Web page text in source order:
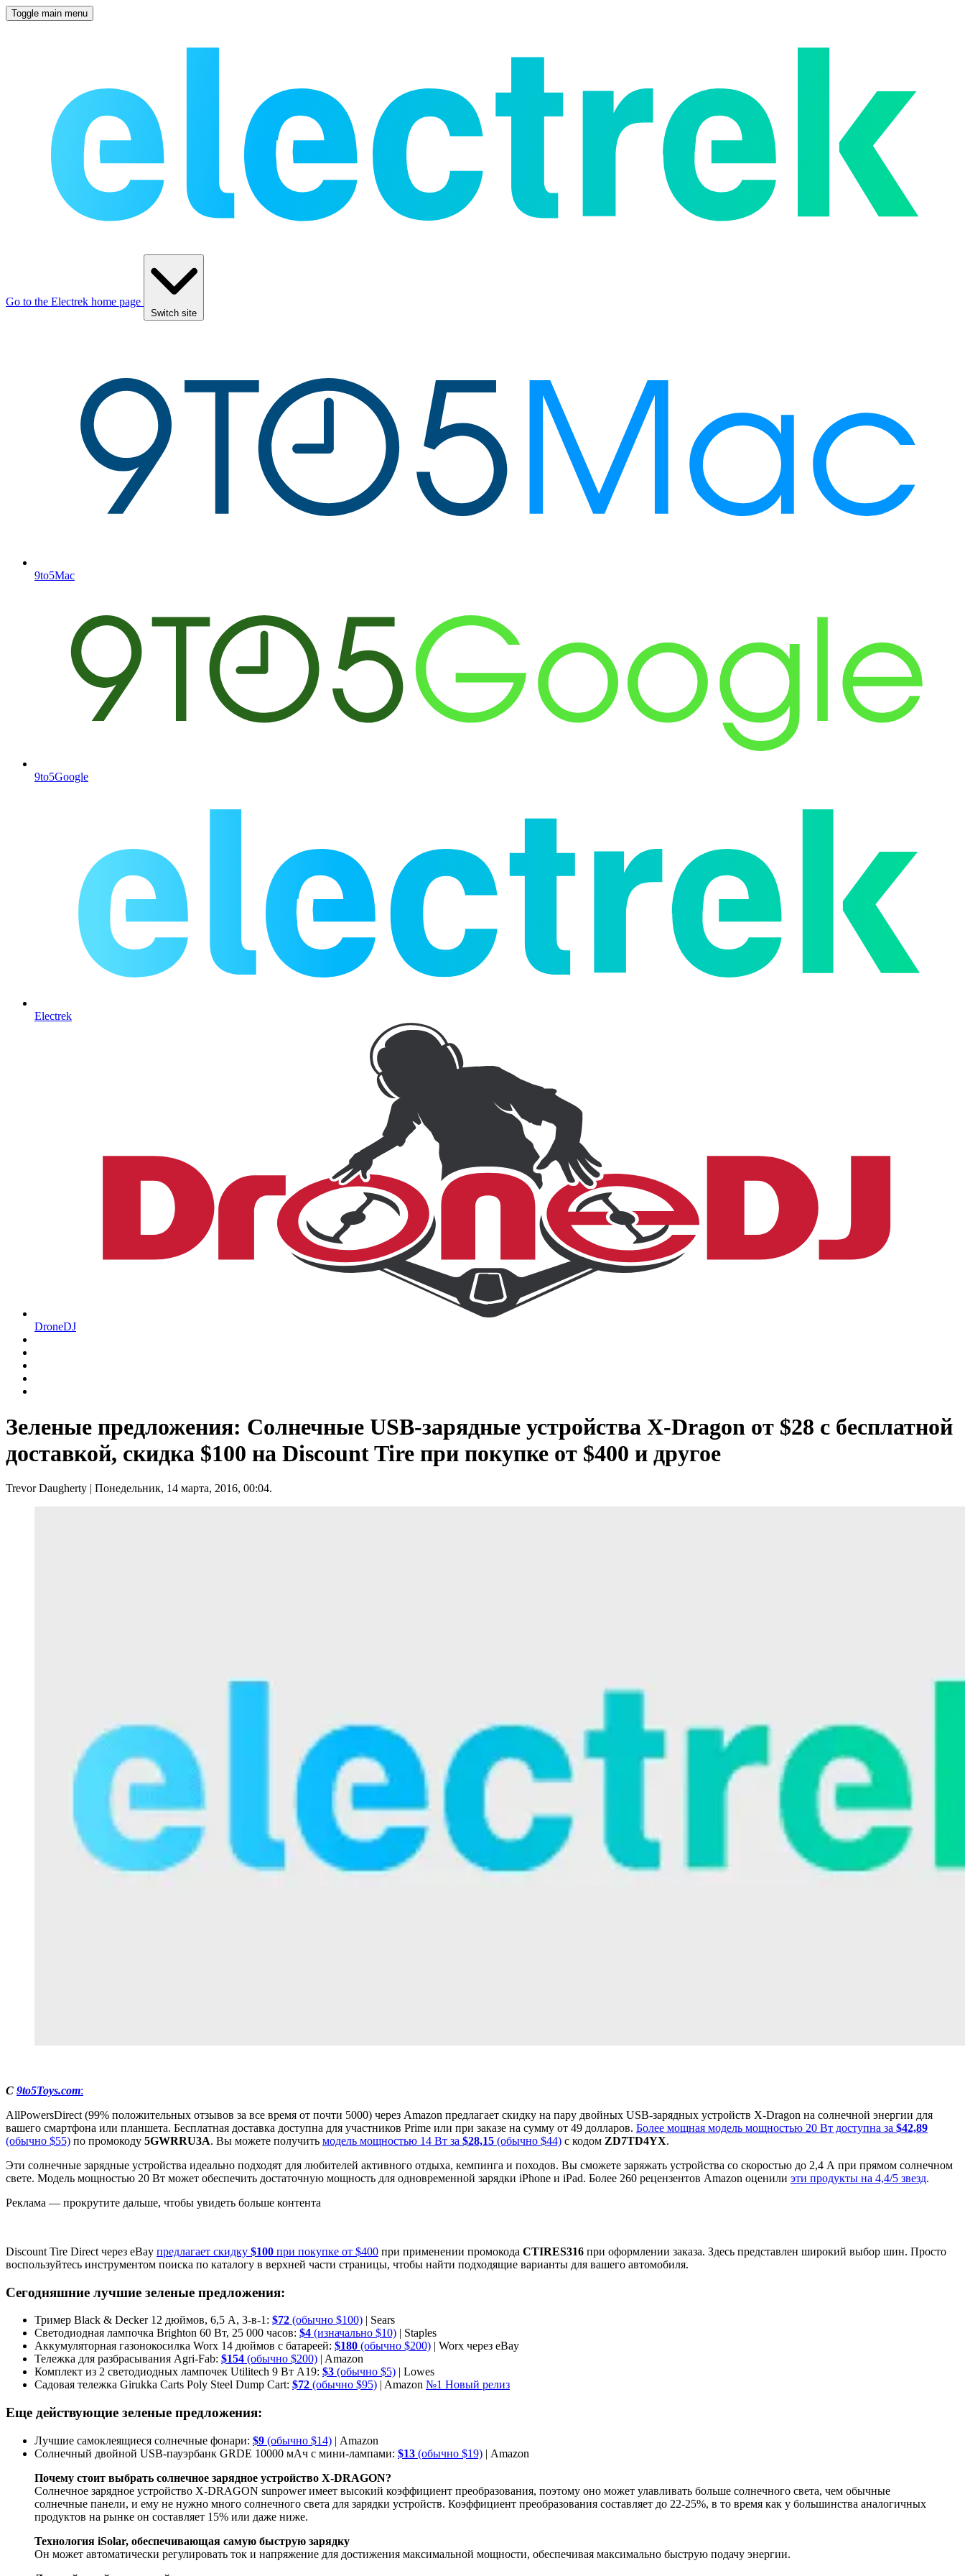
Toggle main menu
Go to the Electrek home page
Switch site
9to5Mac
9to5Google
Electrek
DroneDJ
Зеленые предложения: Солнечные USB-зарядные устройства X-Dragon от $28 с бесплатной
доставкой, скидка $100 на Discount Tire при покупке от $400 и другое
Trevor Daugherty | Понедельник, 14 марта, 2016, 00:04.
С 9to5Toys.com:
AllPowersDirect (99% положительных отзывов за все время от почти 5000) через Amazon предлагает скидку на пару двойных USB-зарядных устройств X-Dragon на солнечной энергии для
вашего смартфона или планшета. Бесплатная доставка доступна для участников Prime или при заказе на сумму от 49 долларов. Более мощная модель мощностью 20 Вт доступна за $42,89
(обычно $55) по промокоду 5GWRRU3A. Вы можете получить модель мощностью 14 Вт за $28,15 (обычно $44) с кодом ZD7TD4YX.
Эти солнечные зарядные устройства идеально подходят для любителей активного отдыха, кемпинга и походов. Вы сможете заряжать устройства со скоростью до 2,4 А при прямом солнечном
свете. Модель мощностью 20 Вт может обеспечить достаточную мощность для одновременной зарядки iPhone и iPad. Более 260 рецензентов Amazon оценили эти продукты на 4,4/5 звезд.
Реклама — прокрутите дальше, чтобы увидеть больше контента
Discount Tire Direct через eBay предлагает скидку $100 при покупке от $400 при применении промокода CTIRES316 при оформлении заказа. Здесь представлен широкий выбор шин. Просто
воспользуйтесь инструментом поиска по каталогу в верхней части страницы, чтобы найти подходящие варианты для вашего автомобиля.
Сегодняшние лучшие зеленые предложения:
Тример Black & Decker 12 дюймов, 6,5 А, 3-в-1: $72 (обычно $100) | Sears
Светодиодная лампочка Brighton 60 Вт, 25 000 часов: $4 (изначально $10) | Staples
Аккумуляторная газонокосилка Worx 14 дюймов с батареей: $180 (обычно $200) | Worx через eBay
Тележка для разбрасывания Agri-Fab: $154 (обычно $200) | Amazon
Комплект из 2 светодиодных лампочек Utilitech 9 Вт A19: $3 (обычно $5) | Lowes
Садовая тележка Girukka Carts Poly Steel Dump Cart: $72 (обычно $95) | Amazon №1 Новый релиз
Еще действующие зеленые предложения:
Лучшие самоклеящиеся солнечные фонари: $9 (обычно $14) | Amazon
Солнечный двойной USB-пауэрбанк GRDE 10000 мАч с мини-лампами: $13 (обычно $19) | Amazon
Почему стоит выбрать солнечное зарядное устройство X-DRAGON?
Солнечное зарядное устройство X-DRAGON sunpower имеет высокий коэффициент преобразования, поэтому оно может улавливать больше солнечного света, чем обычные
солнечные панели, и ему не нужно много солнечного света для зарядки устройств. Коэффициент преобразования составляет до 22-25%, в то время как у большинства аналогичных
продуктов на рынке он составляет 15% или даже ниже.
Технология iSolar, обеспечивающая самую быструю зарядку
Он может автоматически регулировать ток и напряжение для достижения максимальной мощности, обеспечивая максимально быструю подачу энергии.